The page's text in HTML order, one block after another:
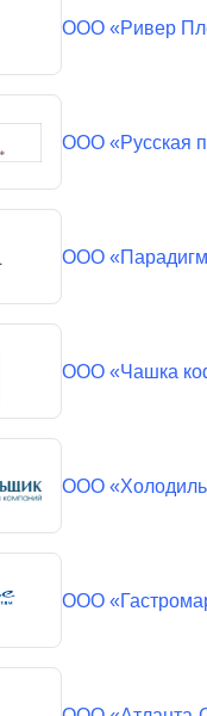
ООО «Ривер
ООО «Русская
ООО
ООО «Чашка
ООО
ООО